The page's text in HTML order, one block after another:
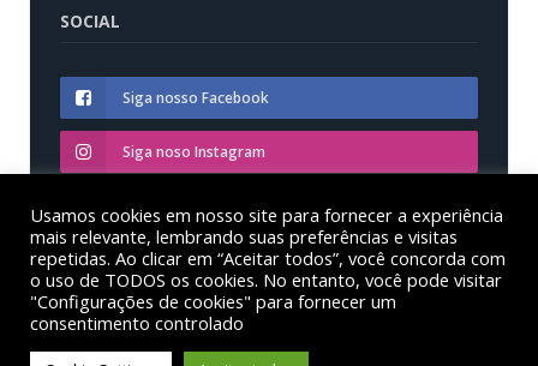
SOCIAL
Siga nosso Facebook
Siga noso Instagram
Siga nosso YouTube
© Sinditest – Sindicato dos trabalhadores em educação
das instituições federais de ensino superior no estado
Usamos cookies em nosso site para fornecer a experiência
mais relevante, lembrando suas preferências e visitas
repetidas. Ao clicar em “Aceitar todos”, você concorda com
o uso de TODOS os cookies. No entanto, você pode visitar
"Configurações de cookies" para fornecer um
consentimento controlado